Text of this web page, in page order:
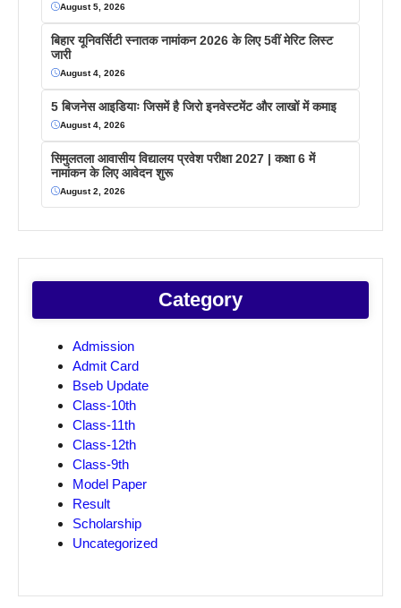
August 5, 2026
बिहार यूनिवर्सिटी स्नातक नामांकन 2026 के लिए 5वीं मेरिट लिस्ट
जारी
August 4, 2026
5 बिजनेस आइडियाः जिसमें है जिरो इनवेस्टमेंट और लाखों में कमाइ
August 4, 2026
सिमुलतला आवासीय विद्यालय प्रवेश परीक्षा 2027 | कक्षा 6 में
नामांकन के लिए आवेदन शुरू
August 2, 2026
Category
Admission
Admit Card
Bseb Update
Class-10th
Class-11th
Class-12th
Class-9th
Model Paper
Result
Scholarship
Uncategorized